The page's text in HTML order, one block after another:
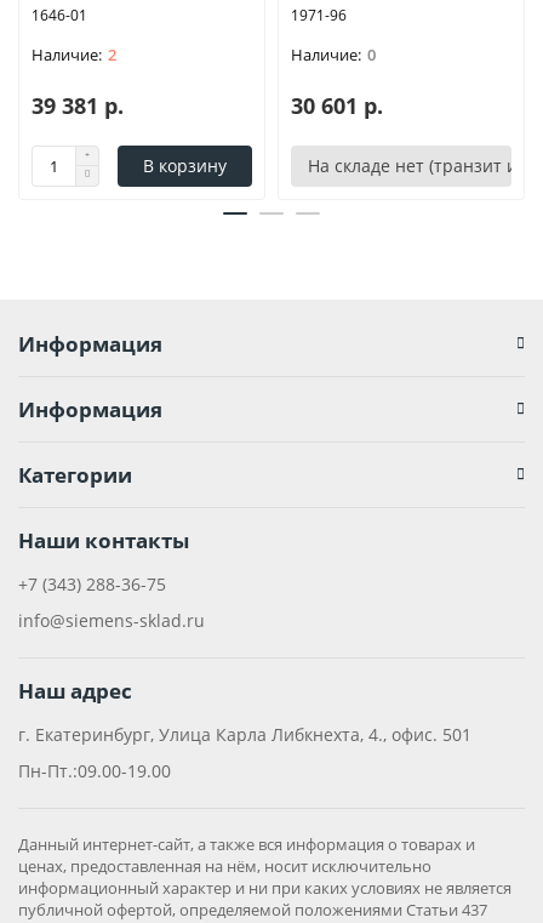
1646-01
2
39 381 р.
В корзину
1971-96
0
30 601 р.
На складе нет (транзит или
Информация
Информация
Категории
Наши контакты
+7 (343) 288-36-75
info@siemens-sklad.ru
Наш адрес
г. Екатеринбург, Улица Карла Либкнехта, 4., офис. 501
Пн-Пт.:09.00-19.00
Данный интернет-сайт, а также вся информация о товарах и
ценах, предоставленная на нём, носит исключительно
информационный характер и ни при каких условиях не является
публичной офертой, определяемой положениями Статьи 437